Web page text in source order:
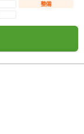
整備